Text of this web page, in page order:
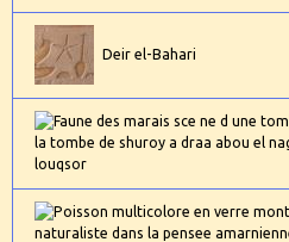
Deir el-Bahari